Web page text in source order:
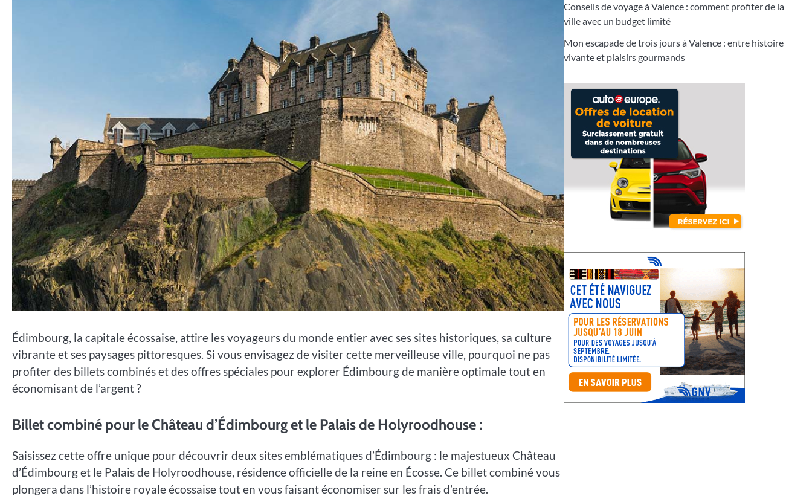
Édimbourg, la capitale écossaise, attire les voyageurs du monde entier avec ses sites historiques, sa culture
vibrante et ses paysages pittoresques. Si vous envisagez de visiter cette merveilleuse ville, pourquoi ne pas
profiter des billets combinés et des offres spéciales pour explorer Édimbourg de manière optimale tout en
économisant de l’argent ?
Billet combiné pour le Château d’Édimbourg et le Palais de Holyroodhouse :
Saisissez cette offre unique pour découvrir deux sites emblématiques d’Édimbourg : le majestueux Château
d’Édimbourg et le Palais de Holyroodhouse, résidence officielle de la reine en Écosse. Ce billet combiné vous
plongera dans l’histoire royale écossaise tout en vous faisant économiser sur les frais d’entrée.
Conseils de voyage à Valence : comment profiter de la
ville avec un budget limité
Mon escapade de trois jours à Valence : entre histoire
vivante et plaisirs gourmands